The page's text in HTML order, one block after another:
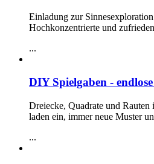
Einladung zur
Hochkonzentrierte und
...
DIY Spielgaben -
Dreiecke, Quadrate und Rauten
laden ein, immer neue Muster
...